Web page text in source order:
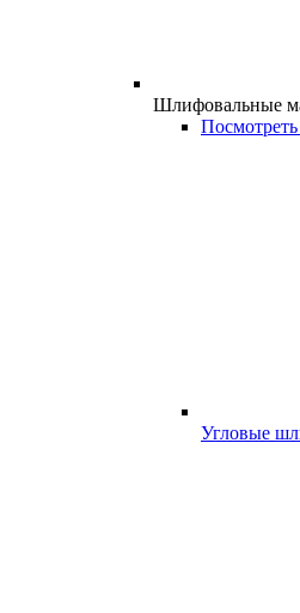
Шлифовальные
Угловые